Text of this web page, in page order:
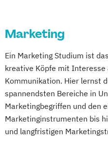
Marketing
Ein Marketing Studium ist
kreative Köpfe mit
Kommunikation. Hier lernst
spannendsten Bereiche in
Marketingbegriffen und den
Marketinginstrumenten bis
und langfristigen